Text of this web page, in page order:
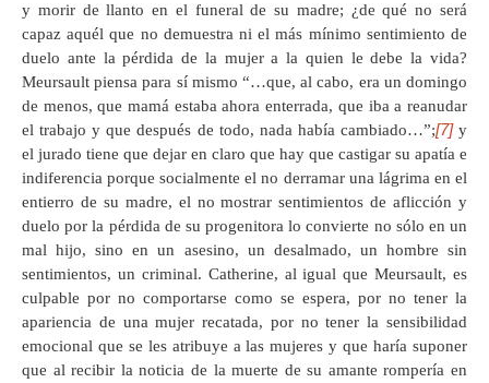
y morir de llanto en el funeral de su madre; ¿de qué no será
capaz aquél que no demuestra ni el más mínimo sentimiento de
duelo ante la pérdida de la mujer a la quien le debe la vida?
Meursault piensa para sí mismo “…que, al cabo, era un domingo
de menos, que mamá estaba ahora enterrada, que iba a reanudar
el trabajo y que después de todo, nada había cambiado…”;[7]y
el jurado tiene que dejar en claro que hay que castigar su apatía e
indiferencia porque socialmente el no derramar una lágrima en el
entierro de su madre, el no mostrar sentimientos de aflicción y
duelo por la pérdida de su progenitora lo convierte no sólo en un
mal hijo, sino en un asesino, un desalmado, un hombre sin
sentimientos, un criminal. Catherine, al igual que Meursault, es
culpable por no comportarse como se espera, por no tener la
apariencia de una mujer recatada, por no tener la sensibilidad
emocional que se les atribuye a las mujeres y que haría suponer
que al recibir la noticia de la muerte de su amante rompería en